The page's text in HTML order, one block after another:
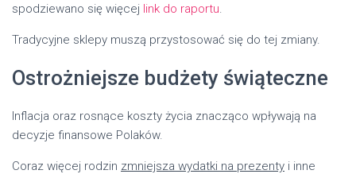
spodziewano się więcej link do raportu.
Tradycyjne sklepy muszą przystosować się do tej zmiany.
Ostrożniejsze budżety świąteczne
Inflacja oraz rosnące koszty życia znacząco wpływają na
decyzje finansowe Polaków.
Coraz więcej rodzin zmniejsza wydatki na prezenty i inne